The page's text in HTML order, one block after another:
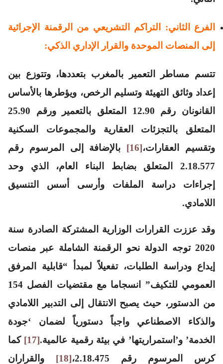
الفرع الثاني: التراكم التشريعي من الرقمنة الإجرائية
إلى المنصات الموحدة والقرار الإداري الذكي:
تتسم مساطر التعمير بالمغرب بتعددها، وتتوزع بين
إعداد وثائق التهيئة وتسليم الرخص، ويؤطرها بالأساس
القانونان رقم 12.90 المتعلق بالتعمير ورقم 25.90
المتعلق بالتجزئات العقارية والمجموعات السكنية
وتقسيم العقارات،[16]
بالإضافة إلى المرسوم رقم
2.18.577 المتعلق بضابط البناء العام، الذي وحد
إجراءات دراسة الملفات وأرسى أسس التنسيق
اللامادي.
وقد عززت القرارات الوزارية المشتركة الصادرة سنة
2020 توجه الدولة نحو الرقمنة الشاملة عبر منصات
إيداع ودراسة الطلبات، تفعيلاً لمبدأ “قابلية المرفق
العمومي للتكيف” انسجاما مع مقتضيات الفصل 154
من الدستور، حيث يصبح الانتقال إلى التدبير اللامادي
والذكاء الاصطناعي واجباً دستورياً لضمان ‘جودة
الخدمة’ و’استمراريتها’ في بيئة رقمية عالمية.[17]
كما
كرس المرسوم رقم 2.18.475،
[18]
والقراران